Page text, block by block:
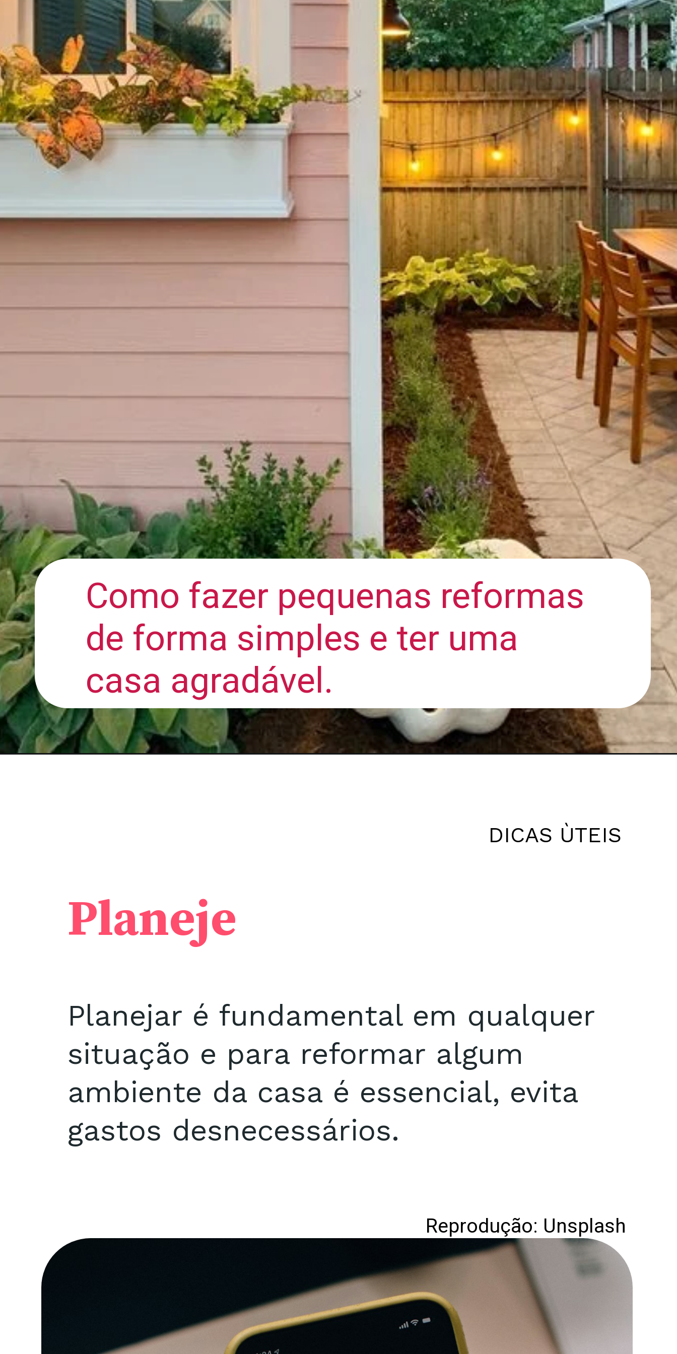
Como fazer pequenas reformas
de forma simples e ter uma
casa agradável.
Planejar é fundamental em qualquer
situação e para reformar algum
ambiente da casa é essencial, evita
gastos desnecessários.
Planeje
DICAS ÙTEIS
Reprodução: Unsplash